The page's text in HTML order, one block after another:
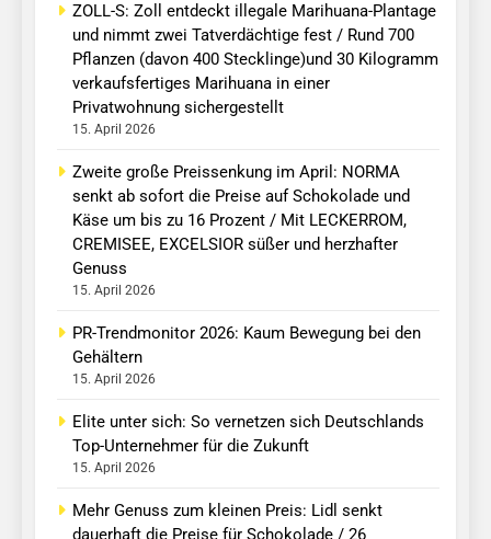
ZOLL-S: Zoll entdeckt illegale Marihuana-Plantage
und nimmt zwei Tatverdächtige fest / Rund 700
Pflanzen (davon 400 Stecklinge)und 30 Kilogramm
verkaufsfertiges Marihuana in einer
Privatwohnung sichergestellt
15. April 2026
Zweite große Preissenkung im April: NORMA
senkt ab sofort die Preise auf Schokolade und
Käse um bis zu 16 Prozent / Mit LECKERROM,
CREMISEE, EXCELSIOR süßer und herzhafter
Genuss
15. April 2026
PR-Trendmonitor 2026: Kaum Bewegung bei den
Gehältern
15. April 2026
Elite unter sich: So vernetzen sich Deutschlands
Top-Unternehmer für die Zukunft
15. April 2026
Mehr Genuss zum kleinen Preis: Lidl senkt
dauerhaft die Preise für Schokolade / 26